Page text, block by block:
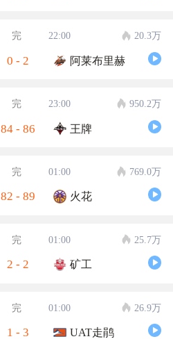
完 22:00 20.3万
0 - 2 阿莱布里赫
完 23:00 950.2万
84 - 86 王牌
完 01:00 769.0万
82 - 89 火花
完 01:00 25.7万
2 - 2 矿工
完 01:00 26.9万
1 - 3 UAT走鹃